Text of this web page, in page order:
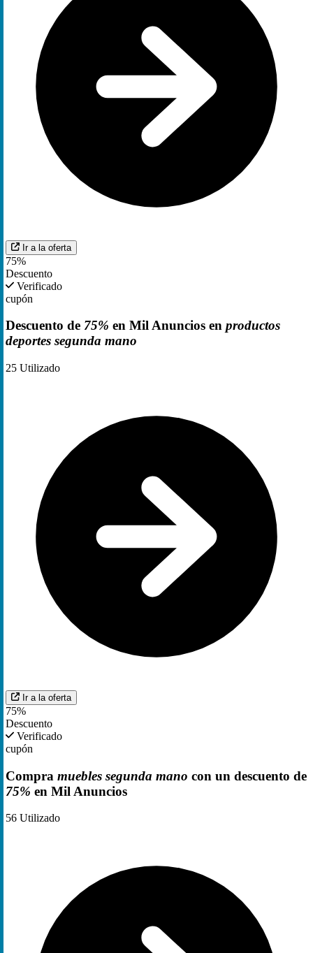
Ir a la oferta
75%
Descuento
Verificado
cupón
Descuento de 75% en Mil Anuncios en productos
deportes segunda mano
25 Utilizado
Ir a la oferta
75%
Descuento
Verificado
cupón
Compra muebles segunda mano con un descuento de
75% en Mil Anuncios
56 Utilizado